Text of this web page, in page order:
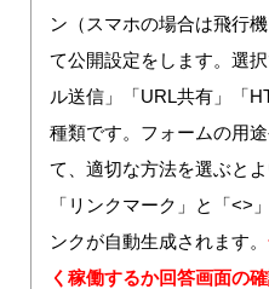
ン（スマホの場合は飛行
て公開設定をします。選
ル送信」「URL共有」「
種類です。フォームの用
て、適切な方法を選ぶと
「リンクマーク」と「<>
ンクが自動生成されます。
く稼働するか回答画面の